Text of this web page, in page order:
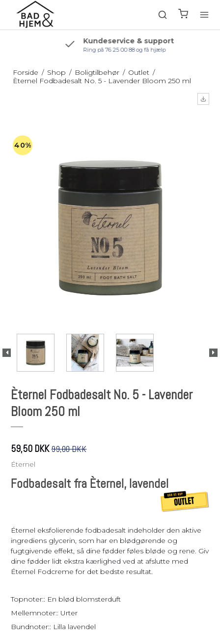
Kundeservice & support
Ring på 76 25 00 88 og få hjælp
Forside / Shop / Boligtilbehør / Outlet /
Èternel Fodbadesalt No. 5 - Lavender Bloom 250 ml
40%
Èternel Fodbadesalt No. 5 - Lavender
Bloom 250 ml
59,50 DKK99,00 DKK
Éternel
Fodbadesalt fra Èternel, lavendel
Éternel eksfolierende fodbadesalt indeholder den aktive
ingrediens glycerin, som har en blødgørende og
fugtgivende effekt, så dine fødder føles bløde og rene. Giv
dine fødder lidt ekstra kærlighed ved at afslutte med
Éternel Fodcreme for det bedste resultat.
Topnoter:: En blød blomsterduft
Mellemnoter:: Urter
Bundnoter:: Lilla lavendel